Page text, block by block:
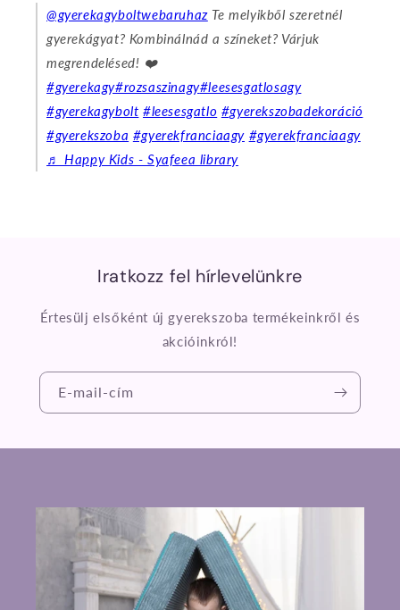
@gyerekagyboltwebaruhazTe melyikből szeretnél
gyerekágyat? Kombinálnád a színeket? Várjuk
megrendelésed! ❤️
#gyerekagy#rozsaszinagy#leesesgatlosagy
#gyerekagybolt #leesesgatlo #gyerekszobadekoráció
#gyerekszoba #gyerekfranciaagy #gyerekfranciaagy
♬ Happy Kids - Syafeea library
Iratkozz fel hírlevelünkre
Értesülj elsőként új gyerekszoba termékeinkről és
akcióinkról!
E-mail-cím